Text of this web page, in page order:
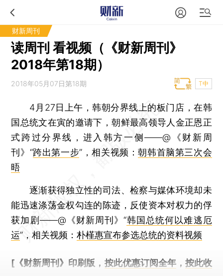
财新周刊
读周刊 看视频（《财新周刊》
2018年第18期）
2018年05月07日第18期 T中
4月27日上午，韩朝分界线上的板门店，在韩
国总统文在寅的邀请下，朝鲜最高领导人金正恩正
式跨过分界线，进入韩方一侧——@《财新周
刊》“跨出第一步”，相关视频：朝韩首脑第三次会
晤
逐渐获得独立性的司法、检察与媒体环境却未
能迅速涤荡金权勾连的陈迹，反使资本对权力的俘
获加剧——@《财新周刊》“韩国总统何以难逃厄
运”，相关视频：朴槿惠宣布参选总统的资料视频
[《财新周刊》印刷版， 按此优惠订阅全年， 按此收